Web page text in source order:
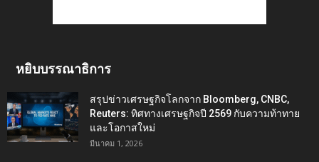
หยิบบรรณาธิการ
สรุปข่าวเศรษฐกิจโลกจาก Bloomberg, CNBC,
Reuters: ทิศทางเศรษฐกิจปี 2569 กับความท้าทาย
และโอกาสใหม่
มีนาคม 1, 2026